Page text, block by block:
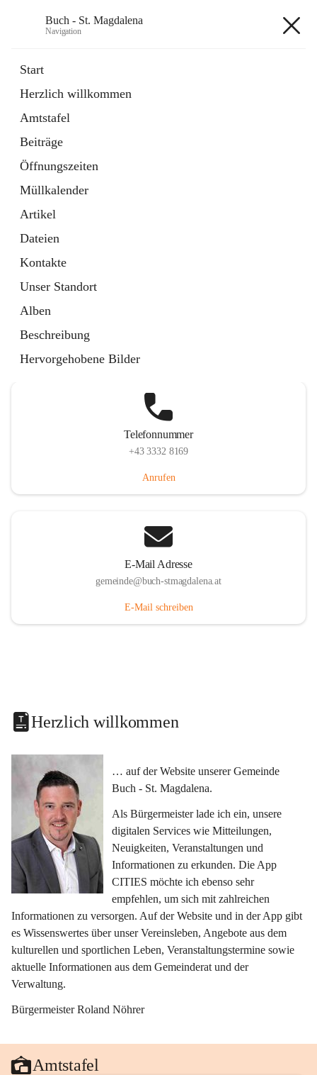
Buch - St. Magdalena
Navigation
Start
Herzlich willkommen
Amtstafel
Beiträge
Öffnungszeiten
Müllkalender
Artikel
Dateien
Kontakte
Unser Standort
Alben
Beschreibung
Hervorgehobene Bilder
11 Schnellzugriffe
Bürgerservice
10 Schnellzugriffe
Telefonnummer
+43 3332 8169
Anrufen
E-Mail Adresse
gemeinde@buch-stmagdalena.at
E-Mail schreiben
Herzlich willkommen
… auf der Website unserer Gemeinde
Buch - St. Magdalena.
Als Bürgermeister lade ich ein, unsere
digitalen Services wie Mitteilungen,
Neuigkeiten, Veranstaltungen und
Informationen zu erkunden. Die App
CITIES möchte ich ebenso sehr
empfehlen, um sich mit zahlreichen
Informationen zu versorgen. Auf der Website und in der App gibt
es Wissenswertes über unser Vereinsleben, Angebote aus dem
kulturellen und sportlichen Leben, Veranstaltungstermine sowie
aktuelle Informationen aus dem Gemeinderat und der
Verwaltung.
Bürgermeister Roland Nöhrer
Amtstafel